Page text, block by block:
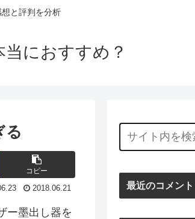
と評判を分析
におすすめ？
る
コピー
2018.06.21
ー墨出し器を
最近のコメント